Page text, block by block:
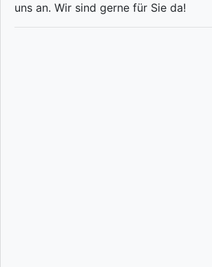
uns an. Wir sind gerne für Sie da!